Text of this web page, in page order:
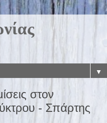
▼
στον
- Σπάρτης